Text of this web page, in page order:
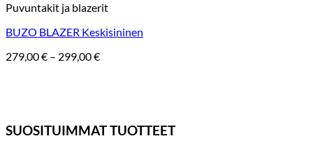
Puvuntakit ja blazerit
BUZO BLAZER Keskisininen
279,00€ – 299,00€Hintaluokka:
SUOSITUIMMAT TUOTTEET